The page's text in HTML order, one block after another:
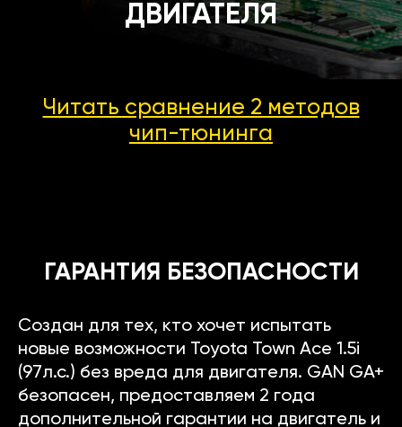
ДВИГАТЕЛЯ
Читать сравнение 2 методов
чип-тюнинга
ГАРАНТИЯ БЕЗОПАСНОСТИ
Создан для тех, кто хочет испытать
новые возможности Toyota Town Ace 1.5i
(97л.с.) без вреда для двигателя. GAN GA+
безопасен, предоставляем 2 года
дополнительной гарантии на двигатель и